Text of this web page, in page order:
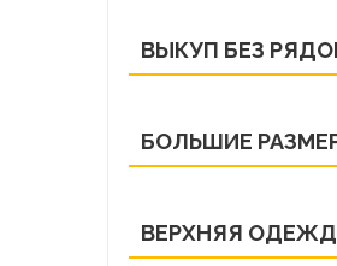
ВЫКУП БЕЗ
БОЛЬШИЕ
ВЕРХНЯЯ